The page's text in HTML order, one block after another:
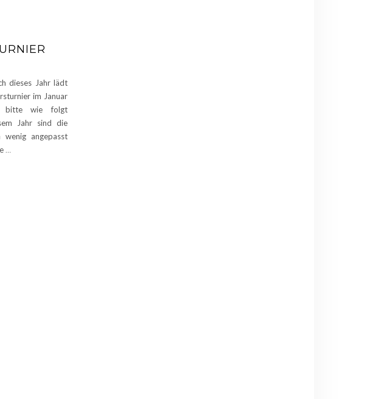
dieses Jahr lädt
im Januar
bitte wie folgt
Jahr sind die
angepasst
…